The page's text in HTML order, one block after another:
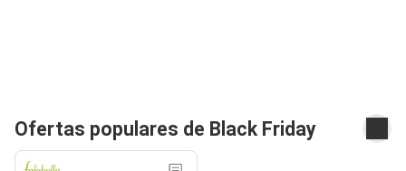
Ofertas populares de Black Friday